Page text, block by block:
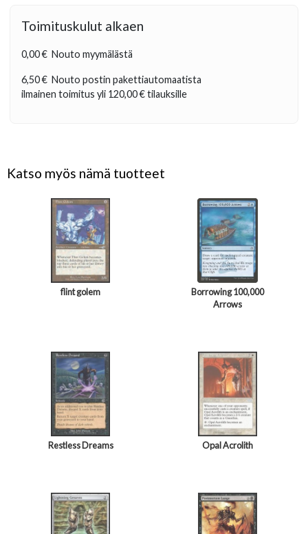
Toimituskulut alkaen
0,00 € Nouto myymälästä
6,50 € Nouto postin pakettiautomaatista
ilmainen toimitus yli 120,00 €tilauksille
Katso myös nämä tuotteet
flint golem
Borrowing 100,000
Arrows
Restless Dreams Opal Acrolith